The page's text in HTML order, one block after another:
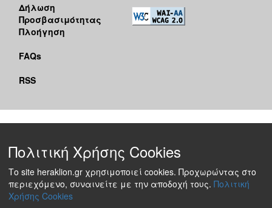
Δήλωση
Προσβασιμότητας
Πλοήγηση
FAQs
RSS
Πολιτική Χρήσης Cookies
Το site heraklion.gr χρησιμοποιεί cookies. Προχωρώντας στο
περιεχόμενο, συναινείτε με την αποδοχή τους. Πολιτική
Χρήσης Cookies